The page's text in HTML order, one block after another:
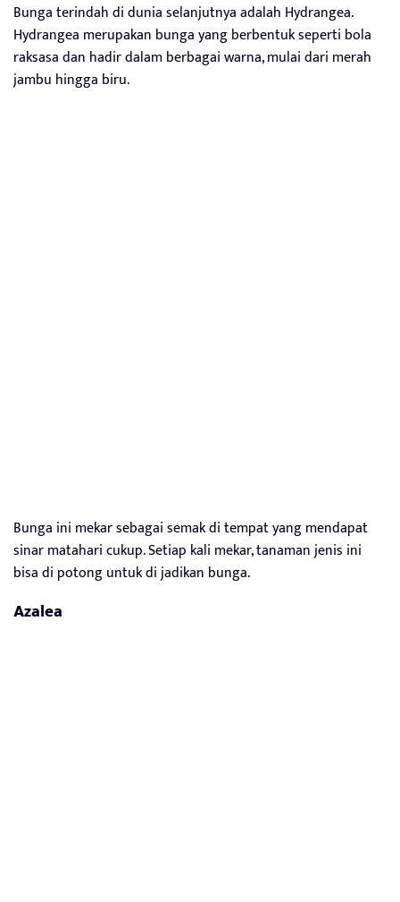
Bunga terindah di dunia selanjutnya adalah Hydrangea.
Hydrangea merupakan bunga yang berbentuk seperti bola
raksasa dan hadir dalam berbagai warna, mulai dari merah
jambu hingga biru.
Bunga ini mekar sebagai semak di tempat yang mendapat
sinar matahari cukup. Setiap kali mekar, tanaman jenis ini
bisa di potong untuk di jadikan bunga.
Azalea